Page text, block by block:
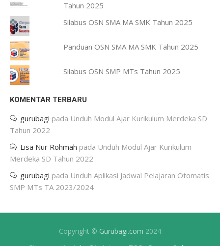
Tahun 2025
Silabus OSN SMA MA SMK Tahun 2025
Panduan OSN SMA MA SMK Tahun 2025
Silabus OSN SMP MTs Tahun 2025
KOMENTAR TERBARU
gurubagi pada Unduh Modul Ajar Kurikulum Merdeka SD
Tahun 2022
Lisa Nur Rohmah pada Unduh Modul Ajar Kurikulum
Merdeka SD Tahun 2022
gurubagi pada Unduh Aplikasi Jadwal Pelajaran Otomatis
SMP MTs TA 2023/2024
Copyright © Gurubagi.com 2024